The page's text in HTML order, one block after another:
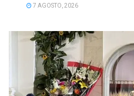
7 AGOSTO, 2026